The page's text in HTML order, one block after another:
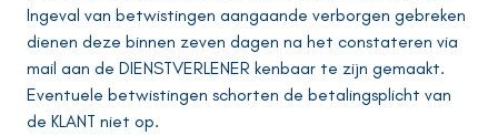
Ingeval van betwistingen aangaande verborgen gebreken
dienen deze binnen zeven dagen na het constateren via
mail aan de DIENSTVERLENER kenbaar te zijn gemaakt.
Eventuele betwistingen schorten de betalingsplicht van
de KLANT niet op.